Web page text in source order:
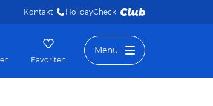
Kontakt HolidayCheck
Favoriten
Menü